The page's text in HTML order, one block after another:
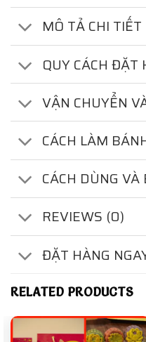
MÔ TẢ CHI TIẾT
QUY CÁCH ĐẶT
VẬN CHUYỂN
CÁCH LÀM
CÁCH DÙNG
REVIEWS (0)
ĐẶT HÀNG
RELATED PRODUCTS